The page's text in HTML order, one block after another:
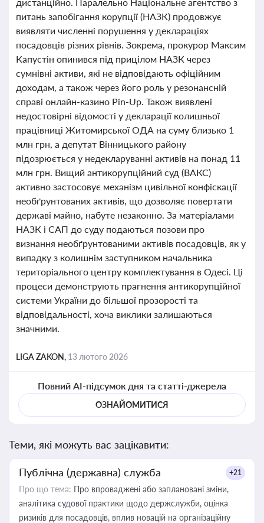
питань запобігання корупції (НАЗК) продовжує
виявляти численні порушення у деклараціях
посадовців різних рівнів. Зокрема, прокурор Максим
Капустін опинився під прицілом НАЗК через
сумнівні активи, які не відповідають офіційним
доходам, а також через його роль у резонансній
справі онлайн-казино Pin-Up. Також виявлені
недостовірні відомості у декларації колишньої
працівниці Житомирської ОДА на суму близько 1
млн грн, а депутат Вінницького району
підозрюється у недекларуванні активів на понад 11
млн грн. Вищий антикорупційний суд (ВАКС)
активно застосовує механізм цивільної конфіскації
необґрунтованих активів, що дозволяє повертати
державі майно, набуте незаконно. За матеріалами
НАЗК і САП до суду подаються позови про
визнання необґрунтованими активів посадовців, як у
випадку з колишнім заступником начальника
територіального центру комплектування в Одесі. Ці
процеси демонструють прагнення антикорупційної
системи України до більшої прозорості та
відповідальності, хоча виклики залишаються
значними.
LIGA ZAKON, 13 лютого 2026
Повний AI-підсумок дня та статті-джерела
ОЗНАЙОМИТИСЯ
Теми, які можуть вас зацікавити:
Публічна (державна) служба +21
Про що тема: Про впроваджені або заплановані зміни,
аналітика судової практики щодо держслужби, оцінка
ризиків для посадовців, вплив новацій на організаційну